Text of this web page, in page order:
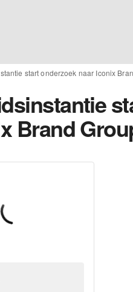
start onderzoek naar Iconix
Brand